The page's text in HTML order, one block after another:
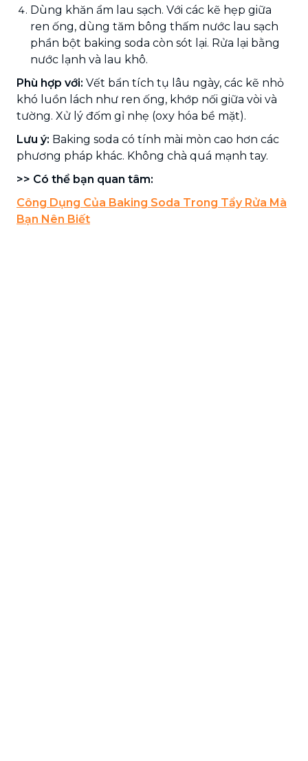
Dùng khăn ẩm lau sạch. Với các kẽ hẹp giữa
ren ống, dùng tăm bông thấm nước lau sạch
phần bột baking soda còn sót lại. Rửa lại bằng
nước lạnh và lau khô.
Phù hợp với: Vết bẩn tích tụ lâu ngày, các kẽ nhỏ
khó luồn lách như ren ống, khớp nối giữa vòi và
tường. Xử lý đốm gỉ nhẹ (oxy hóa bề mặt).
Lưu ý: Baking soda có tính mài mòn cao hơn các
phương pháp khác. Không chà quá mạnh tay.
>> Có thể bạn quan tâm:
Công Dụng Của Baking Soda Trong Tẩy Rửa Mà
Bạn Nên Biết